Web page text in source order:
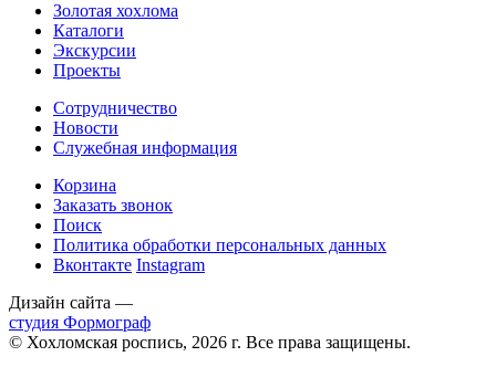
Золотая хохлома
Каталоги
Экскурсии
Проекты
Сотрудничество
Новости
Служебная информация
Корзина
Заказать звонок
Поиск
Политика обработки персональных данных
Вконтакте Instagram
Дизайн сайта —
студия Формограф
© Хохломская роспись, 2026 г. Все права защищены.